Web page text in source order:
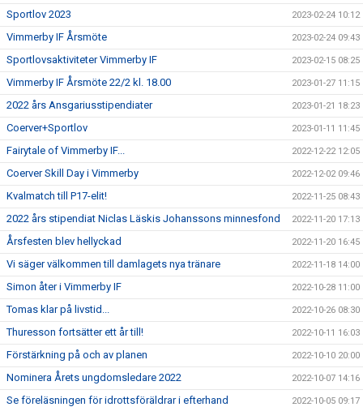
Sportlov 2023 2023-02-24 10:12
Vimmerby IF Årsmöte 2023-02-24 09:43
Sportlovsaktiviteter Vimmerby IF 2023-02-15 08:25
Vimmerby IF Årsmöte 22/2 kl. 18.00 2023-01-27 11:15
2022 års Ansgariusstipendiater 2023-01-21 18:23
Coerver+Sportlov 2023-01-11 11:45
Fairytale of Vimmerby IF... 2022-12-22 12:05
Coerver Skill Day i Vimmerby 2022-12-02 09:46
Kvalmatch till P17-elit! 2022-11-25 08:43
2022 års stipendiat Niclas Läskis Johanssons minnesfond 2022-11-20 17:13
Årsfesten blev hellyckad 2022-11-20 16:45
Vi säger välkommen till damlagets nya tränare 2022-11-18 14:00
Simon åter i Vimmerby IF 2022-10-28 11:00
Tomas klar på livstid... 2022-10-26 08:30
Thuresson fortsätter ett år till! 2022-10-11 16:03
Förstärkning på och av planen 2022-10-10 20:00
Nominera Årets ungdomsledare 2022 2022-10-07 14:16
Se föreläsningen för idrottsföräldrar i efterhand 2022-10-05 09:17